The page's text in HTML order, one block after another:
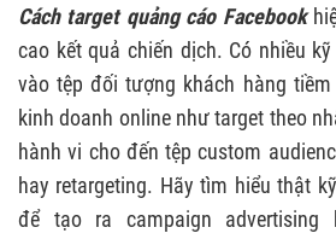
Cách target quảng cáo Facebook
cao kết quả chiến dịch. Có nhiều
vào tệp đối tượng khách hàng
kinh doanh online như target theo
hành vi cho đến tệp custom
hay retargeting. Hãy tìm hiểu thật
để tạo ra campaign advertising